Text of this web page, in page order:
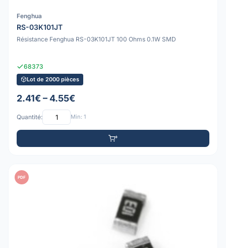
Fenghua
RS-03K101JT
Résistance Fenghua RS-03K101JT 100 Ohms 0.1W SMD
68373
Lot de 2000 pièces
2.41€ – 4.55€
Quantité: Min: 1
PDF